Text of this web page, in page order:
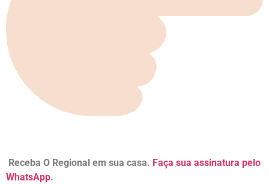
Receba O Regional em sua casa. Faça sua assinatura pelo
WhatsApp.